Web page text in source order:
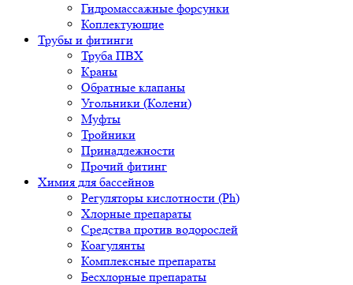
Гидромассажные форсунки
Коплектующие
Трубы и фитинги
Труба ПВХ
Краны
Обратные клапаны
Угольники (Колени)
Муфты
Тройники
Принадлежности
Прочий фитинг
Химия для бассейнов
Регуляторы кислотности (Ph)
Хлорные препараты
Средства против водорослей
Коагулянты
Комплексные препараты
Бесхлорные препараты